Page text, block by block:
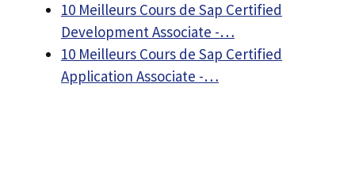
10 Meilleurs Cours de Sap Certified
Development Associate -…
10 Meilleurs Cours de Sap Certified
Application Associate -…